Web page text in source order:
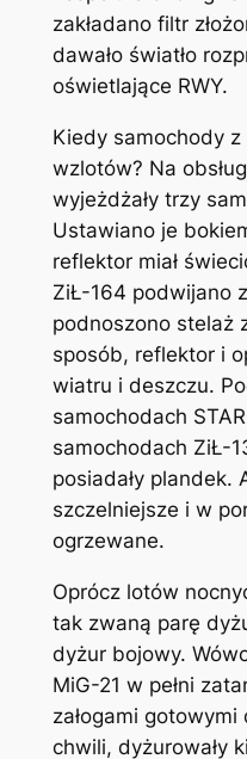
zakładano filtr
dawało światło
oświetlające RWY.
Kiedy samochody z
wzlotów? Na
wyjeżdżały trzy
Ustawiano je
reflektor miał
ZiŁ-164 podwijano
podnoszono stelaż
sposób, reflektor i
wiatru i deszczu.
samochodach
samochodach ZiŁ-
posiadały plandek.
szczelniejsze i w
ogrzewane.
Oprócz lotów
tak zwaną parę
dyżur bojowy.
MiG-21 w pełni
załogami
chwili, dyżurowały